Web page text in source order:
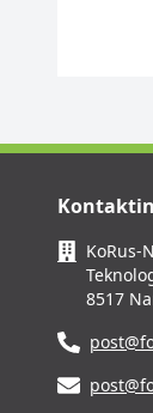
KoRus-
8517